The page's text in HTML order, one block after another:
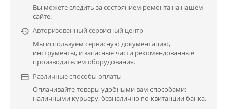
Вы можете следить за состоянием ремонта на нашем
сайте.
 Авторизованный сервисный центр
Мы используем сервисную документацию,
инструменты, и запасные части рекомендованные
производителем оборудования.
 Различные способы оплаты
Оплачивайте товары удобными вам способами:
наличными курьеру, безналично по квитанции банка.